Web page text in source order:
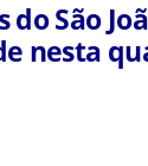
do São
nesta